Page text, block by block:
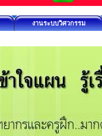
งานระบบวิศวกรรม